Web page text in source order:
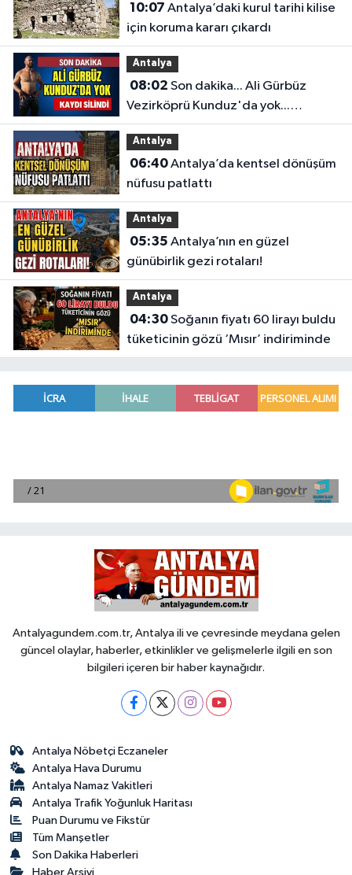
10:07
için koruma kararı çıkardı
Antalya
08:02
Vezirköprü Kunduz'da yok...
Antalyalı başpehlivanın ismi
sistemden silindi
Antalya
06:40Antalya’da kentsel dönüşüm
nüfusu patlattı
Antalya
05:35
günübirlik gezi rotaları!
Antalya
04:30Soğanın fiyatı 60 lirayı buldu
tüketicinin gözü ‘Mısır’ indiriminde
Antalyagundem.com.tr, Antalya ili ve çevresinde meydana gelen
güncel olaylar, haberler, etkinlikler ve gelişmelerle ilgili en son
bilgileri içeren bir haber kaynağıdır.
Antalya Nöbetçi Eczaneler
Antalya Hava Durumu
Antalya Namaz Vakitleri
Antalya Trafik Yoğunluk Haritası
Puan Durumu ve Fikstür
Tüm Manşetler
Son Dakika Haberleri
Haber Arşivi